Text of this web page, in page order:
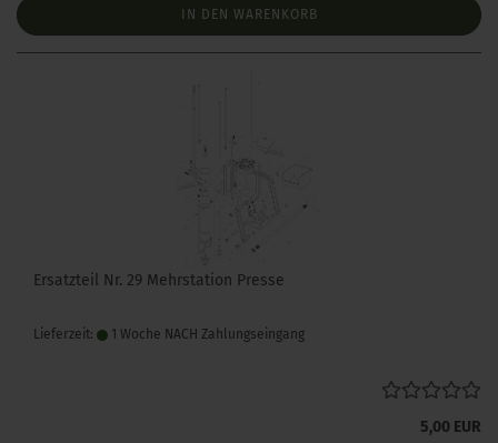
IN DEN WARENKORB
Ersatzteil Nr. 29 Mehrstation Presse
Lieferzeit: 1 Woche NACH Zahlungseingang
5,00 EUR